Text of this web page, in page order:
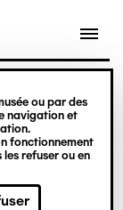
ou par des
navigation et
fonctionnement
refuser ou en